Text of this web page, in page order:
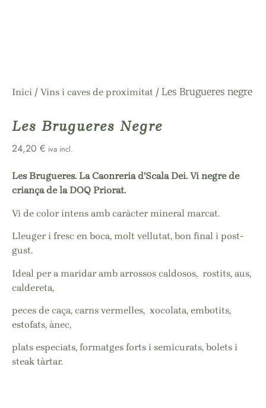
Inici / Vins i caves de proximitat / Les Brugueres negre
Les Brugueres Negre
24,20 € iva incl.
Les Brugueres. La Caonreria d’Scala Dei. Vi negre de
criança de la DOQ Priorat.
Vi de color intens amb caràcter mineral marcat.
Lleuger i fresc en boca, molt vellutat, bon final i post-
gust.
Ideal per a maridar amb arrossos caldosos, rostits, aus,
caldereta,
peces de caça, carns vermelles, xocolata, embotits,
estofats, ànec,
plats especiats, formatges forts i semicurats, bolets i
steak tàrtar.